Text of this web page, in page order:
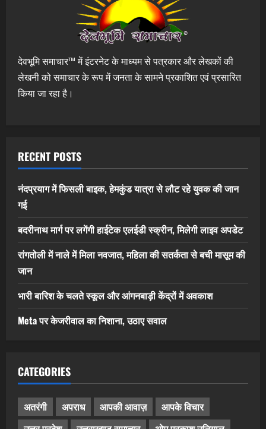
देवभूमि समाचार™ में इंटरनेट के माध्यम से पत्रकार और लेखकों की
लेखनी को समाचार के रूप में जनता के सामने प्रकाशित एवं प्रसारित
किया जा रहा है।
RECENT POSTS
नंदप्रयाग में फिसली बाइक, हेमकुंड यात्रा से लौट रहे युवक की जान
गई
बदरीनाथ मार्ग पर लगेंगी हाईटेक एलईडी स्क्रीन, मिलेगी लाइव अपडेट
रांगतोली में नाले में मिला नवजात, महिला की सतर्कता से बची मासूम की
जान
भारी बारिश के चलते स्कूल और आंगनबाड़ी केंद्रों में अवकाश
Meta पर केजरीवाल का निशाना, उठाए सवाल
CATEGORIES
अतरंगी अपराध आपकी आवाज़
आपके विचार